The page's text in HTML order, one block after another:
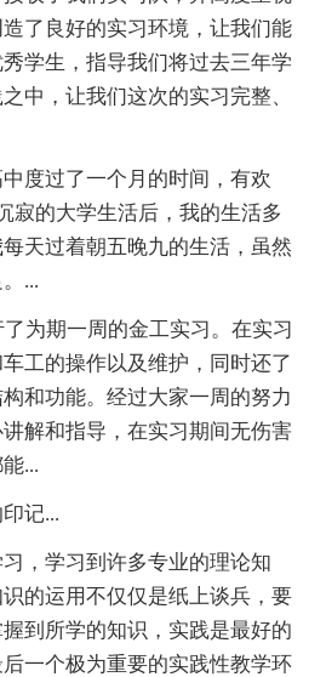
了良好的实习环境，让我们能
学生，指导我们将过去三年学
中，让我们这次的实习完整、
度过了一个月的时间，有欢
寂的大学生活后，我的生活多
天过着朝五晚九的生活，虽然
...
为期一周的金工实习。在实习
工的操作以及维护，同时还了
和功能。经过大家一周的努力
解和指导，在实习期间无伤害
...
记...
，学习到许多专业的理论知
的运用不仅仅是纸上谈兵，要
到所学的知识，实践是最好的
一个极为重要的实践性教学环